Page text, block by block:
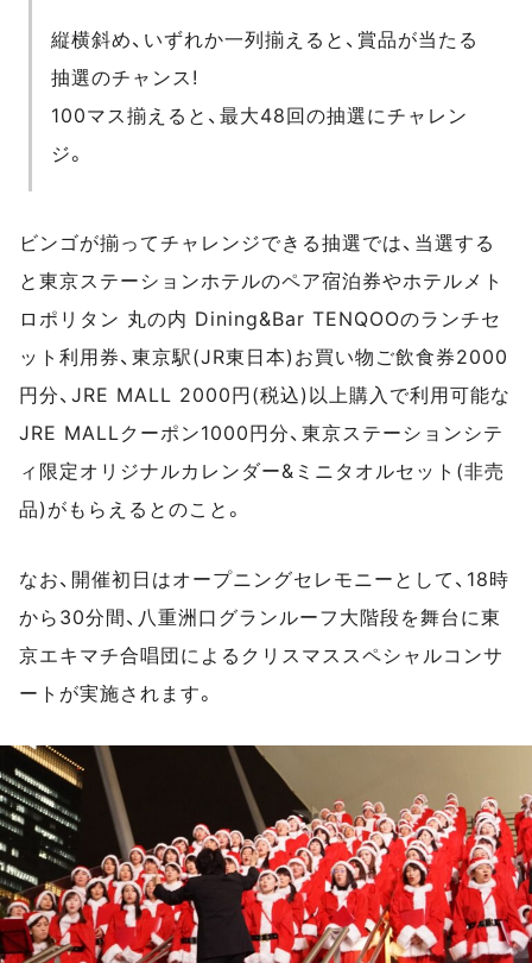
縦横斜め、いずれか一列揃えると、賞品が当たる
抽選のチャンス!
100マス揃えると、最大48回の抽選にチャレン
ジ。
ビンゴが揃ってチャレンジできる抽選では、当選する
と東京ステーションホテルのペア宿泊券やホテルメト
ロポリタン 丸の内 Dining&Bar TENQOOのランチセ
ット利用券、東京駅(JR東日本)お買い物ご飲食券2000
円分、JRE MALL 2000円(税込)以上購入で利用可能な
JRE MALLクーポン1000円分、東京ステーションシテ
ィ限定オリジナルカレンダー&ミニタオルセット(非売
品)がもらえるとのこと。
なお、開催初日はオープニングセレモニーとして、18時
から30分間、八重洲口グランルーフ大階段を舞台に東
京エキマチ合唱団によるクリスマススペシャルコンサ
ートが実施されます。